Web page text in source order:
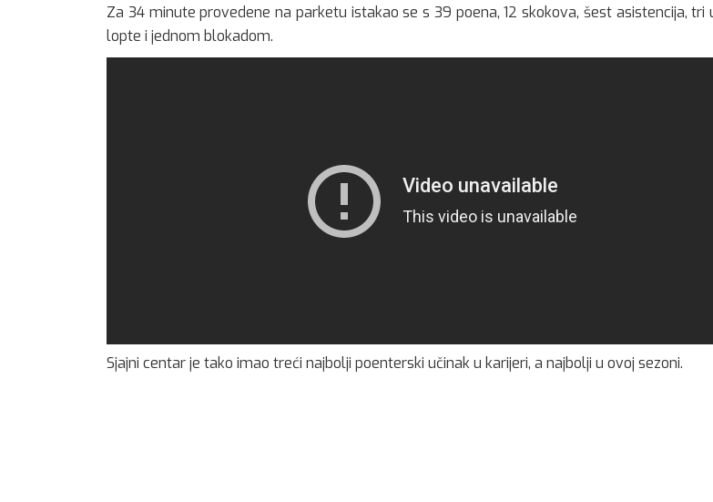
Za 34 minute provedene na parketu istakao se s 39 poena, 12 skokova, šest asistencija, tri
lopte i jednom blokadom.
Sjajni centar je tako imao treći najbolji poenterski učinak u karijeri, a najbolji u ovoj sezoni.